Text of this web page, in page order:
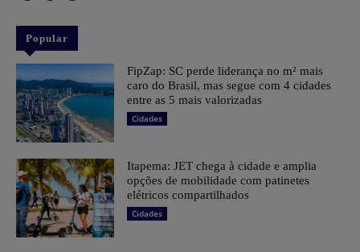
Popular
FipZap: SC perde liderança no m² mais
caro do Brasil, mas segue com 4 cidades
entre as 5 mais valorizadas
Cidades
Itapema: JET chega à cidade e amplia
opções de mobilidade com patinetes
elétricos compartilhados
Cidades